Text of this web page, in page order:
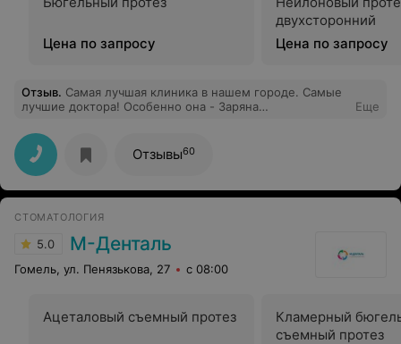
Цена по запросу
двухсторонний
Цена по запросу
Отзыв. Самая лучшая клиника в нашем городе. Самые
лучшие доктора! Особенно она - Заряна
Еще
Отзывы60
СТОМАТОЛОГИЯ
5.0 М-Денталь
Гомель, ул. Пенязькова, 27 с 08:00
Ацеталовый съемный протез
Кламерный
съемный протез